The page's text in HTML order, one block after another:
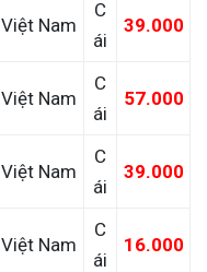
Việt Nam
C
ái
39.000
Việt Nam
C
ái
57.000
Việt Nam
C
ái
39.000
Việt Nam
C
ái
16.000